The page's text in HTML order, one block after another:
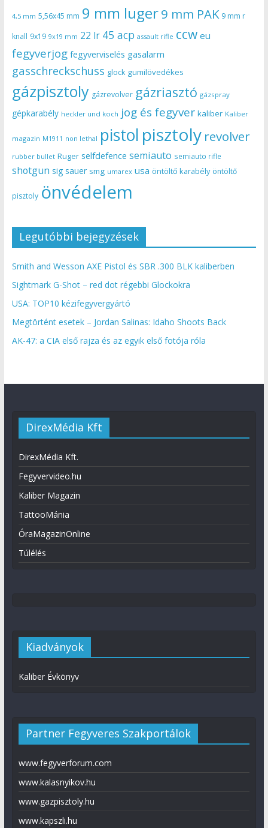
4,5 mm 5,56x45 mm 9 mm luger9 mm PAK 9 mm r
knall 9x19 9x19 mm 22 lr 45 acp assault rifle ccw eu
fegyverjog fegyverviselés gasalarm
gasschreckschuss glock gumilövedékes
gázpisztoly gázrevolver gázriasztó gázspray
gépkarabély heckler und koch jog és fegyver kaliber Kaliber
magazin M1911 non lethal pistol pisztoly revolver
rubber bullet Ruger selfdefence semiauto semiauto rifle
shotgun sig sauer smg umarex usa öntöltő karabély öntöltő
pisztoly önvédelem
Legutóbbi bejegyzések
Smith and Wesson AXE Pistol és SBR .300 BLK kaliberben
Sightmark G-Shot – red dot régebbi Glockokra
USA: TOP10 kézifegyvergyártó
Megtörtént esetek – Jordan Salinas: Idaho Shoots Back
AK-47: a CIA első rajza és az egyik első fotója róla
DirexMédia Kft
DirexMédia Kft.
Fegyvervideo.hu
Kaliber Magazin
TattooMánia
ÓraMagazinOnline
Túlélés
Kiadványok
Kaliber Évkönyv
Partner Fegyveres Szakportálok
www.fegyverforum.com
www.kalasnyikov.hu
www.gazpisztoly.hu
www.kapszli.hu